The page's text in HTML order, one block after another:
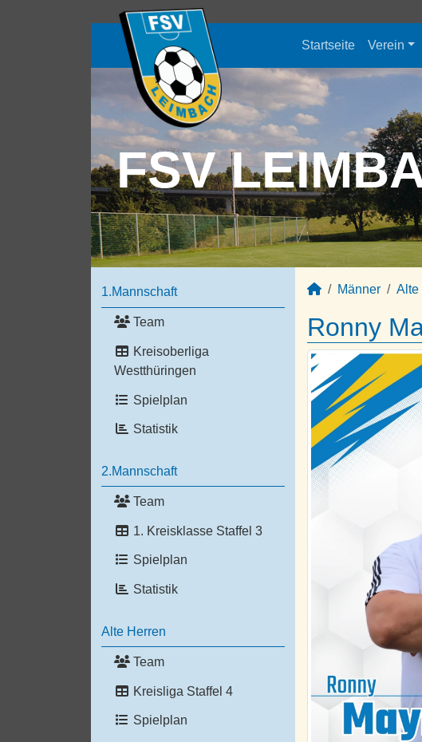
Startseite Verein
FSV
1.Mannschaft
Team
Kreisoberliga
Westthüringen
Spielplan
Statistik
2.Mannschaft
Team
1. Kreisklasse Staffel 3
Spielplan
Statistik
Alte Herren
Team
Kreisliga Staffel 4
Spielplan
Männer Alte
Ronny